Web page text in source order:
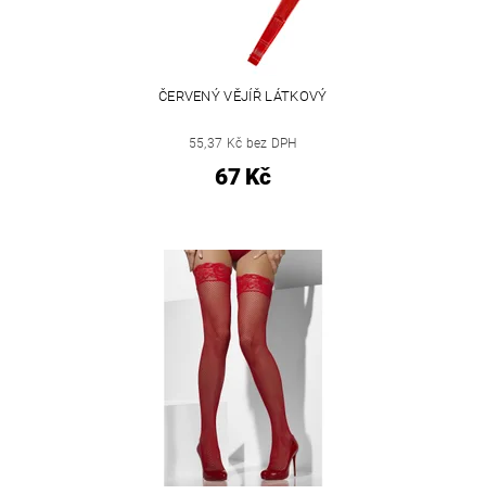
ČERVENÝ VĚJÍŘ LÁTKOVÝ
55,37 Kč bez DPH
67 Kč